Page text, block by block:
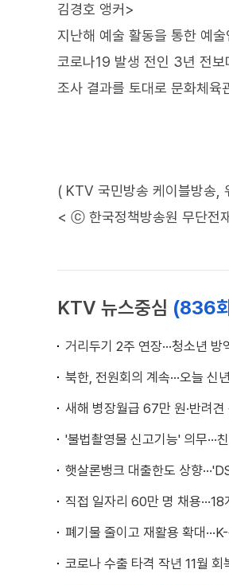
김경호 앵커>
지난해 예술 활동을 통한 예
코로나19 발생 전인 3년 전
조사 결과를 토대로 문화체육
( KTV 국민방송 케이블방송,
< ⓒ 한국정책방송원 무단전
KTV 뉴스중심 (836
거리두기 2주 연장···청소년
북한, 전원회의 계속···오늘 신
새해 병장월급 67만 원·반려
'불법촬영물 신고기능' 의무···
햇살론뱅크 대출한도 상향
직접 일자리 60만 명 채용
폐기물 줄이고 재활용 확대
코로나 수출 타격 작년 11월 회